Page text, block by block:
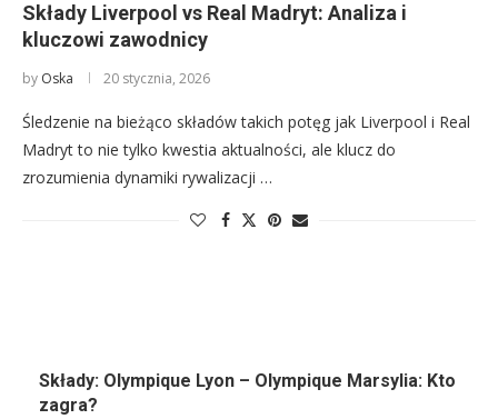
Składy Liverpool vs Real Madryt: Analiza i
kluczowi zawodnicy
by Oska 20 stycznia, 2026
Śledzenie na bieżąco składów takich potęg jak Liverpool i Real
Madryt to nie tylko kwestia aktualności, ale klucz do
zrozumienia dynamiki rywalizacji …
Składy: Olympique Lyon – Olympique Marsylia: Kto
zagra?